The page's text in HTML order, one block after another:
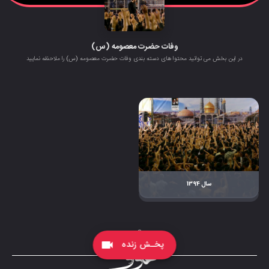
videocam پخـش زنده
وفات حضرت معصومه (س)
در این بخش می توانید محتوا های دسته بندی وفات حضرت معصومه (س) را ملاحظه نمایید
سال 1394